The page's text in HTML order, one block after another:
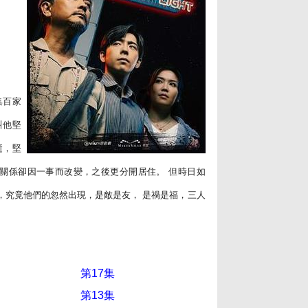
百家
他堅
，堅
係卻因一事而改變，之後更分開居住。 但時日如
竟他們的忽然出現，是敵是友， 是禍是福，三人
第17集
第13集